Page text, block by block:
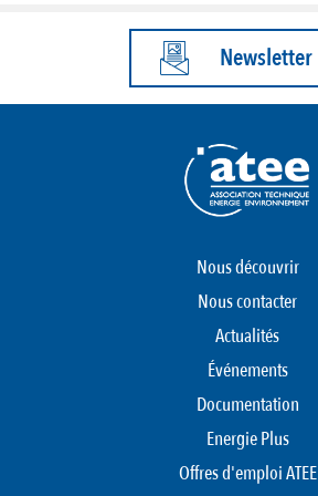
Newsletter
Nous découvrir
Nous contacter
Actualités
Événements
Documentation
Energie Plus
Offres d'emploi ATEE